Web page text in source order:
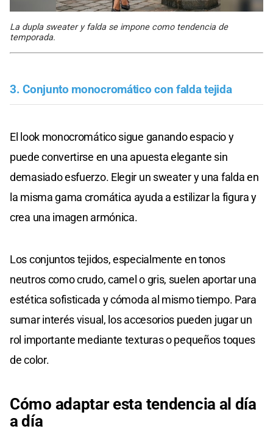
La dupla sweater y falda se impone como tendencia de
temporada.
3. Conjunto monocromático con falda tejida
El look monocromático sigue ganando espacio y
puede convertirse en una apuesta elegante sin
demasiado esfuerzo. Elegir un sweater y una falda en
la misma gama cromática ayuda a estilizar la figura y
crea una imagen armónica.
Los conjuntos tejidos, especialmente en tonos
neutros como crudo, camel o gris, suelen aportar una
estética sofisticada y cómoda al mismo tiempo. Para
sumar interés visual, los accesorios pueden jugar un
rol importante mediante texturas o pequeños toques
de color.
Cómo adaptar esta tendencia al día
a día